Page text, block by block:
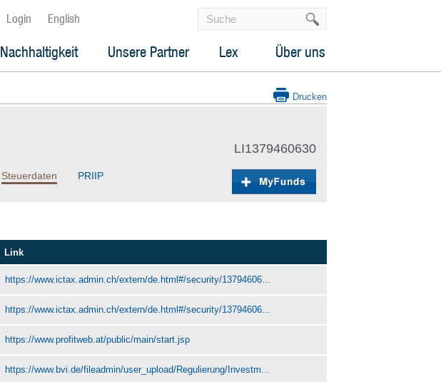
Login English
Nachhaltigkeit Unsere Partner Lex Über uns
Drucken
LI1379460630
Steuerdaten PRIIP
Link
https://www.ictax.admin.ch/extern/de.html#/security/13794606...
https://www.ictax.admin.ch/extern/de.html#/security/13794606...
https://www.profitweb.at/public/main/start.jsp
https://www.bvi.de/fileadmin/user_upload/Regulierung/Investm...